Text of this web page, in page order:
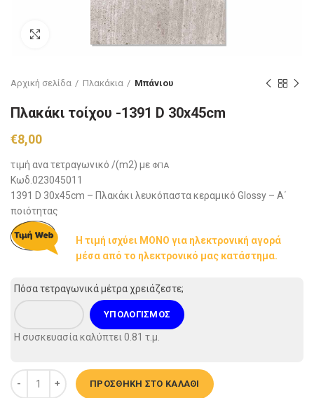
Click to enlarge
Αρχική σελίδα Πλακάκια Μπάνιου
Πλακάκι τοίχου -1391 D 30x45cm
€8,00
τιμή ανα τετραγωνικό /(m2) με ΦΠΑ
Κωδ.023045011
1391 D 30x45cm – Πλακάκι λευκόπαστα κεραμικό Glossy – Α΄
ποιότητας
Η τιμή ισχύει ΜΟΝΟ για ηλεκτρονική αγορά
μέσα από το ηλεκτρονικό μας κατάστημα.
Πόσα τετραγωνικά μέτρα χρειάζεστε;
ΥΠΟΛΟΓΙΣΜΌΣ
Η συσκευασία καλύπτει 0.81 τ.μ.
Πλακάκι τοίχου -1391 D 30x45cm ποσότητα
ΠΡΟΣΘΉΚΗ ΣΤΟ ΚΑΛΆΘΙ